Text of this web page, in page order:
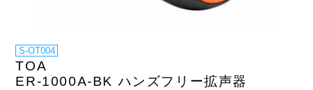
S-OT004
TOA
ER-1000A-BK ハンズフリー拡声器